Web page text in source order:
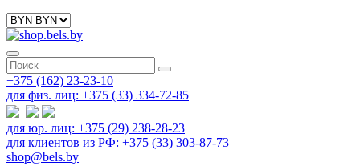
+375 (162) 23-23-10
для физ. лиц: +375 (33) 334-72-85
для юр. лиц: +375 (29) 238-28-23
для клиентов из РФ: +375 (33) 303-87-73
shop@bels.by